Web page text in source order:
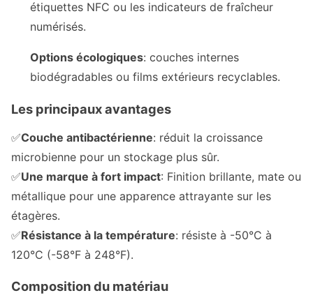
étiquettes NFC ou les indicateurs de fraîcheur
numérisés.
Options écologiques: couches internes
biodégradables ou films extérieurs recyclables.
Les principaux avantages
✅Couche antibactérienne: réduit la croissance
microbienne pour un stockage plus sûr.
✅Une marque à fort impact: Finition brillante, mate ou
métallique pour une apparence attrayante sur les
étagères.
✅Résistance à la température: résiste à -50°C à
120°C (-58°F à 248°F).
Composition du matériau